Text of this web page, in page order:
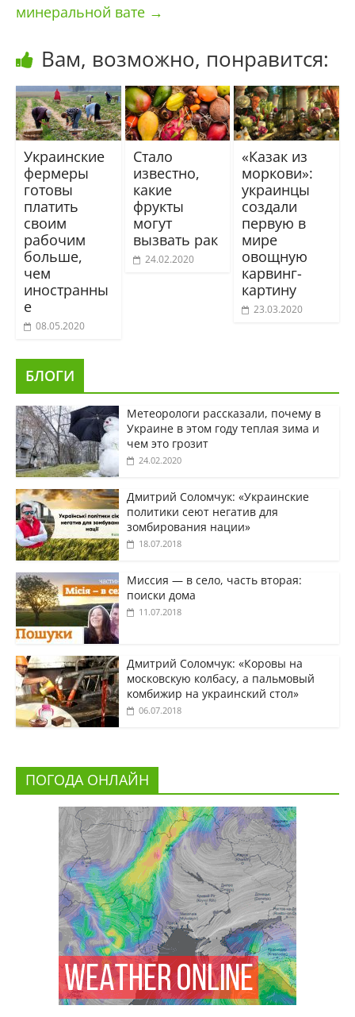
минеральной вате →
Вам, возможно, понравится:
Украинские
фермеры
готовы
платить
своим
рабочим
больше,
чем
иностранны
е
08.05.2020
Стало
известно,
какие
фрукты
могут
вызвать рак
24.02.2020
«Казак из
моркови»:
украинцы
создали
первую в
мире
овощную
карвинг-
картину
23.03.2020
БЛОГИ
Метеорологи рассказали, почему в
Украине в этом году теплая зима и
чем это грозит
24.02.2020
Дмитрий Соломчук: «Украинские
политики сеют негатив для
зомбирования нации»
18.07.2018
Миссия — в село, часть вторая:
поиски дома
11.07.2018
Дмитрий Соломчук: «Коровы на
московскую колбасу, а пальмовый
комбижир на украинский стол»
06.07.2018
ПОГОДА ОНЛАЙН